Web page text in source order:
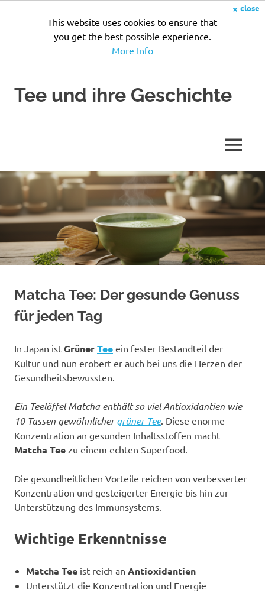
× close
This website uses cookies to ensure that
you get the best possible experience.
More Info
InhaltTee und ihre Geschichte
MENÜ
Matcha Tee: Der gesunde Genuss
für jeden Tag
In Japan ist GrünerTee ein fester Bestandteil der
Kultur und nun erobert er auch bei uns die Herzen der
Gesundheitsbewussten.
Ein Teelöffel Matcha enthält so viel Antioxidantien wie
10 Tassen gewöhnlichergrüner Tee. Diese enorme
Konzentration an gesunden Inhaltsstoffen macht
Matcha Tee zu einem echten Superfood.
Die gesundheitlichen Vorteile reichen von verbesserter
Konzentration und gesteigerter Energie bis hin zur
Unterstützung des Immunsystems.
Wichtige Erkenntnisse
Matcha Tee ist reich an Antioxidantien
Unterstützt die Konzentration und Energie